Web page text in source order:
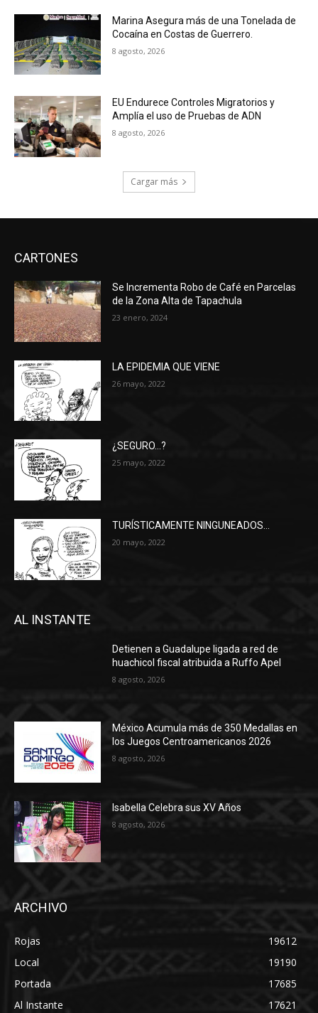
Marina Asegura más de una Tonelada de
Cocaína en Costas de Guerrero.
8 agosto, 2026
EU Endurece Controles Migratorios y
Amplía el uso de Pruebas de ADN
8 agosto, 2026
Cargar más
CARTONES
Se Incrementa Robo de Café en Parcelas
de la Zona Alta de Tapachula
23 enero, 2024
LA EPIDEMIA QUE VIENE
26 mayo, 2022
¿SEGURO…?
25 mayo, 2022
TURÍSTICAMENTE NINGUNEADOS…
20 mayo, 2022
AL INSTANTE
Detienen a Guadalupe ligada a red de
huachicol fiscal atribuida a Ruffo Apel
8 agosto, 2026
México Acumula más de 350 Medallas en
los Juegos Centroamericanos 2026
8 agosto, 2026
Isabella Celebra sus XV Años
8 agosto, 2026
ARCHIVO
Rojas
19612
Local
19190
Portada
17685
Al Instante
17621